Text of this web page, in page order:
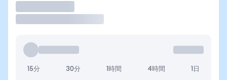
15分 30分 1時間 4時間 1日